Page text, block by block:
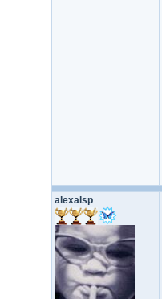
alexalsp